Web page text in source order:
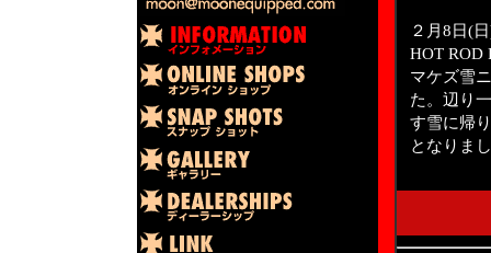
２月8日(
HOT ROD
マケズ雪
た。辺り
す雪に帰
となりま